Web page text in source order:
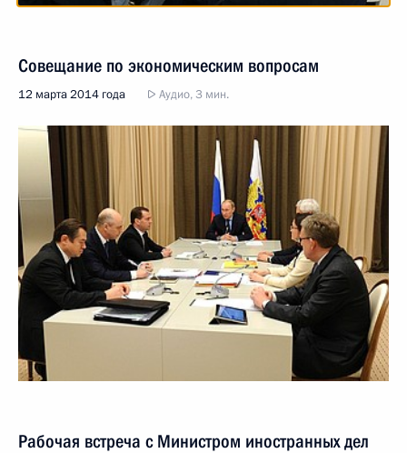
Совещание по экономическим вопросам
12 марта 2014 года Аудио, 3 мин.
Рабочая встреча с Министром иностранных дел